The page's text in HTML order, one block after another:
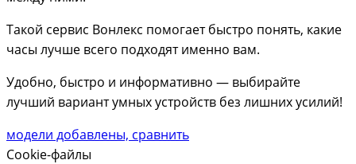
Такой сервис Вонлекс помогает быстро понять, какие
часы лучше всего подходят именно вам.
Удобно, быстро и информативно — выбирайте
лучший вариант умных устройств без лишних усилий!
модели добавлены, сравнить
Cookie-файлы